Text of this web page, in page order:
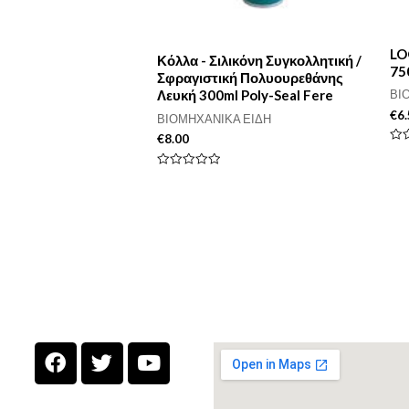
Κόλλα - Σιλικόνη Συγκολλητική /
Σφραγιστική Πολυουρεθάνης
Λευκή 300ml Poly-Seal Fere
ΒΙΟΜΗΧΑΝΙΚΑ ΕΙΔΗ
€8.00
€